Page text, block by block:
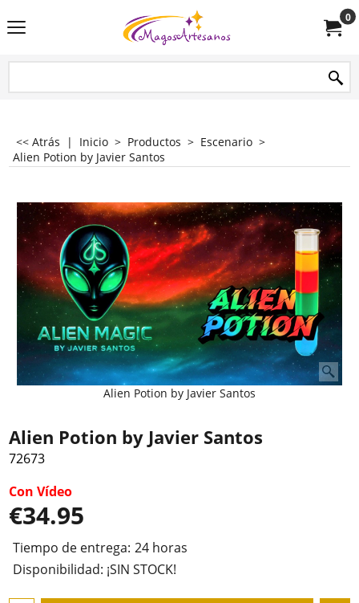
0
<< Atrás | Inicio > Productos > Escenario >
Alien Potion by Javier Santos
Alien Potion by Javier Santos
Alien Potion by Javier Santos
72673
Con Vídeo
€34.95
Tiempo de entrega: 24 horas
Disponibilidad: ¡SIN STOCK!